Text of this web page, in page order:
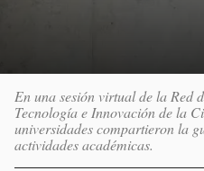
En una sesión virtual de la Red
Tecnología e Innovación de la
universidades compartieron la
actividades académicas.